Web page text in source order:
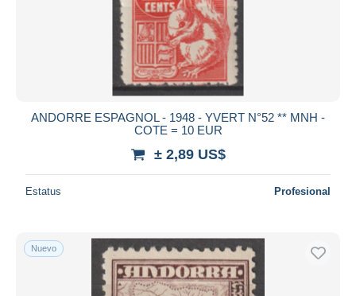
ANDORRE ESPAGNOL - 1948 - YVERT N°52 ** MNH -
COTE = 10 EUR
± 2,89 US$
Estatus Profesional
Nuevo